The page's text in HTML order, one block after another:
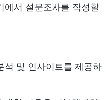
에서 설문조사를 작성할
석 및 인사이트를 제공하